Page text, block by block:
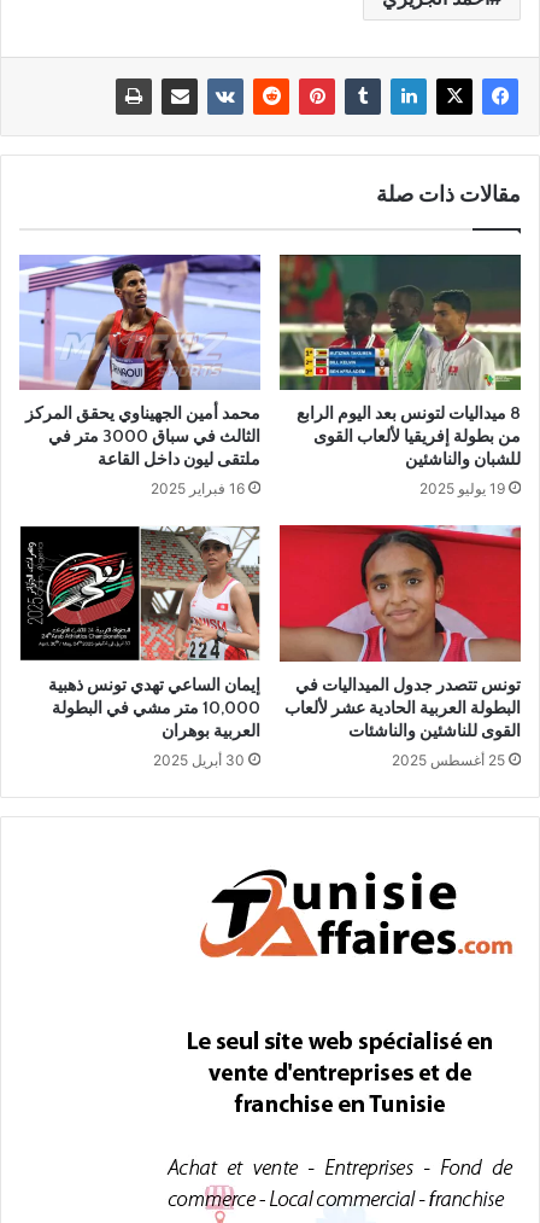
مقالات ذات صلة
8 ميداليات لتونس بعد اليوم الرابع
من بطولة إفريقيا لألعاب القوى
للشبان والناشئين
19 يوليو 2025
محمد أمين الجهيناوي يحقق المركز
الثالث في سباق 3000 متر في
ملتقى ليون داخل القاعة
16 فبراير 2025
تونس تتصدر جدول الميداليات في
البطولة العربية الحادية عشر لألعاب
القوى للناشئين والناشئات
25 أغسطس 2025
إيمان الساعي تهدي تونس ذهبية
10,000 متر مشي في البطولة
العربية بوهران
30 أبريل 2025